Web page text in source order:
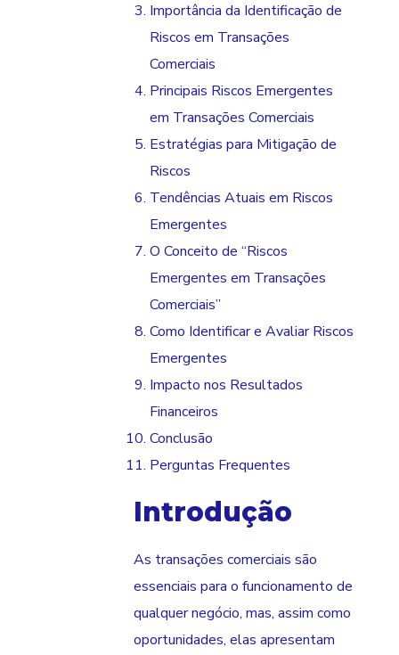
Importância da Identificação de
Riscos em Transações
Comerciais
Principais Riscos Emergentes
em Transações Comerciais
Estratégias para Mitigação de
Riscos
Tendências Atuais em Riscos
Emergentes
O Conceito de “Riscos
Emergentes em Transações
Comerciais”
Como Identificar e Avaliar Riscos
Emergentes
Impacto nos Resultados
Financeiros
Conclusão
Perguntas Frequentes
Introdução
As transações comerciais são
essenciais para o funcionamento de
qualquer negócio, mas, assim como
oportunidades, elas apresentam